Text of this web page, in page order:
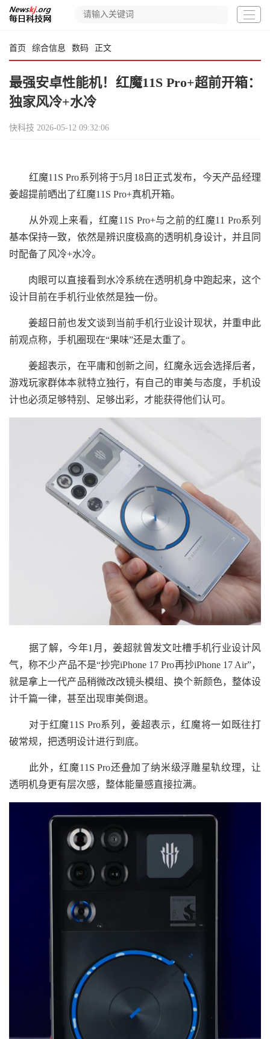
首页 综合信息 数码 正文
最强安卓性能机！红魔11S Pro+超前开箱：
独家风冷+水冷
快科技 2026-05-12 09:32:06
红魔11S Pro系列将于5月18日正式发布，今天产品经理
姜超提前晒出了红魔11S Pro+真机开箱。
从外观上来看，红魔11S Pro+与之前的红魔11 Pro系列
基本保持一致，依然是辨识度极高的透明机身设计，并且同
时配备了风冷+水冷。
肉眼可以直接看到水冷系统在透明机身中跑起来，这个
设计目前在手机行业依然是独一份。
姜超日前也发文谈到当前手机行业设计现状，并重申此
前观点称，手机圈现在“果味”还是太重了。
姜超表示，在平庸和创新之间，红魔永远会选择后者，
游戏玩家群体本就特立独行，有自己的审美与态度，手机设
计也必须足够特别、足够出彩，才能获得他们认可。
据了解，今年1月，姜超就曾发文吐槽手机行业设计风
气，称不少产品不是“抄完iPhone 17 Pro再抄iPhone 17 Air”，
就是拿上一代产品稍微改改镜头模组、换个新颜色，整体设
计千篇一律，甚至出现审美倒退。
对于红魔11S Pro系列，姜超表示，红魔将一如既往打
破常规，把透明设计进行到底。
此外，红魔11S Pro还叠加了纳米级浮雕星轨纹理，让
透明机身更有层次感，整体能量感直接拉满。